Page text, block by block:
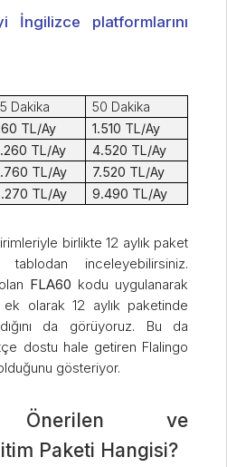
İngilizce platformlarını
Dakika
50 Dakika
TL/Ay
1.510 TL/Ay
TL/Ay
4.520 TL/Ay
TL/Ay
7.520 TL/Ay
TL/Ay 9.490 TL/Ay
birlikte 12 aylık paket
tablodan inceleyebilirsiniz.
olan FLA60 kodu uygulanarak
olarak 12 aylık paketinde
da görüyoruz. Bu da
dostu hale getiren Flalingo
gösteriyor.
Önerilen ve
Paketi Hangisi?